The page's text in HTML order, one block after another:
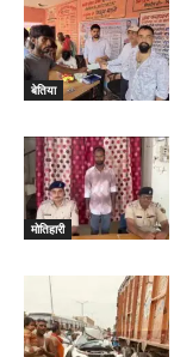
बेतिया
मोतिहारी